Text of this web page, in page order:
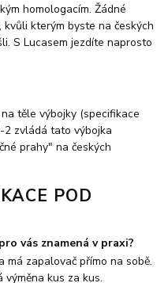
homologacím. Žádné
kterým byste na českých
S Lucasem jezdíte naprosto
těle výbojky (specifikace
2 zvládá tato výbojka
prahy" na českých
POD
vás znamená v praxi?
má zapalovač přímo na sobě.
výměna kus za kus.